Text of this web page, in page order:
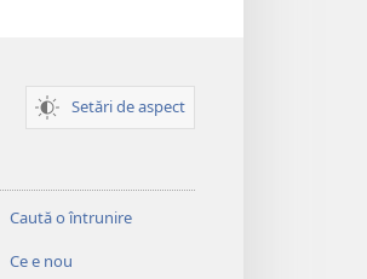
Setări de aspect
Caută o întrunire
Ce e nou